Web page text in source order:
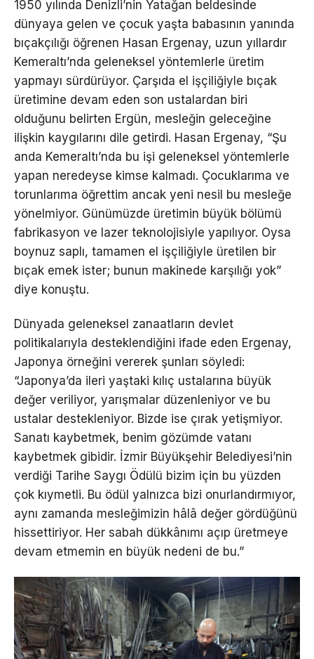
1950 yılında Denizli’nin Yatağan beldesinde
dünyaya gelen ve çocuk yaşta babasının yanında
bıçakçılığı öğrenen Hasan Ergenay, uzun yıllardır
Kemeraltı’nda geleneksel yöntemlerle üretim
yapmayı sürdürüyor. Çarşıda el işçiliğiyle bıçak
üretimine devam eden son ustalardan biri
olduğunu belirten Ergün, mesleğin geleceğine
ilişkin kaygılarını dile getirdi. Hasan Ergenay, “Şu
anda Kemeraltı’nda bu işi geleneksel yöntemlerle
yapan neredeyse kimse kalmadı. Çocuklarıma ve
torunlarıma öğrettim ancak yeni nesil bu mesleğe
yönelmiyor. Günümüzde üretimin büyük bölümü
fabrikasyon ve lazer teknolojisiyle yapılıyor. Oysa
boynuz saplı, tamamen el işçiliğiyle üretilen bir
bıçak emek ister; bunun makinede karşılığı yok”
diye konuştu.
Dünyada geleneksel zanaatların devlet
politikalarıyla desteklendiğini ifade eden Ergenay,
Japonya örneğini vererek şunları söyledi:
“Japonya’da ileri yaştaki kılıç ustalarına büyük
değer veriliyor, yarışmalar düzenleniyor ve bu
ustalar destekleniyor. Bizde ise çırak yetişmiyor.
Sanatı kaybetmek, benim gözümde vatanı
kaybetmek gibidir. İzmir Büyükşehir Belediyesi’nin
verdiği Tarihe Saygı Ödülü bizim için bu yüzden
çok kıymetli. Bu ödül yalnızca bizi onurlandırmıyor,
aynı zamanda mesleğimizin hâlâ değer gördüğünü
hissettiriyor. Her sabah dükkânımı açıp üretmeye
devam etmemin en büyük nedeni de bu.”